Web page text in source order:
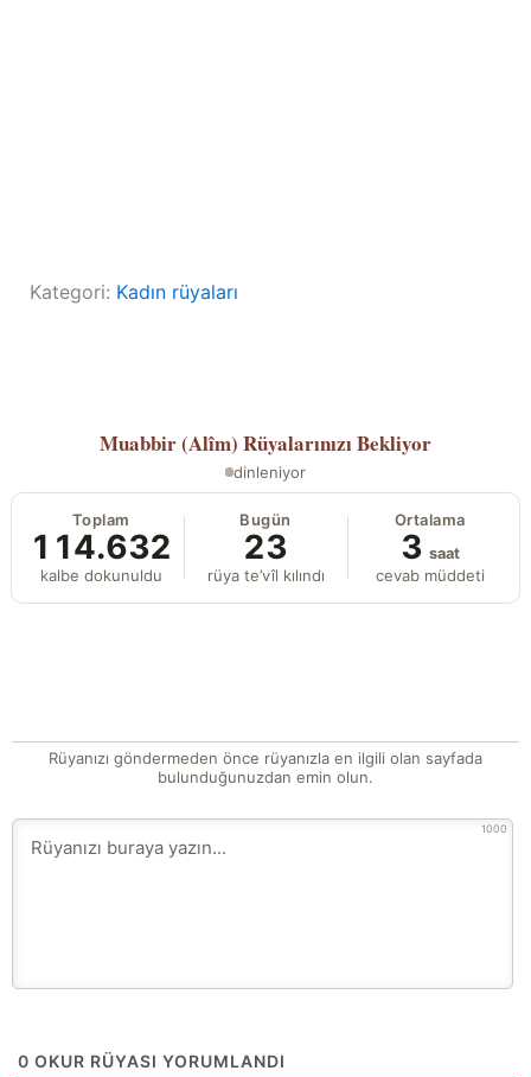
Kategori: Kadın rüyaları
Muabbir (Alîm) Rüyalarınızı Bekliyor
dinleniyor
Toplam
114.632
kalbe dokunuldu
Bugün
23
rüya te’vîl kılındı
Ortalama
3 saat
cevab müddeti
Rüyanızı göndermeden önce rüyanızla en ilgili olan sayfada
bulunduğunuzdan emin olun.
1000
0 OKUR RÜYASI YORUMLANDI